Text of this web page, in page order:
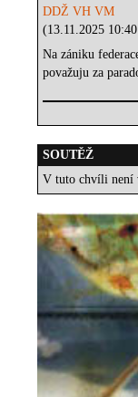
DDŽ VH VM
(13.11.2025
Na zániku
považuju za
SOUTĚŽ
V tuto chvíli není